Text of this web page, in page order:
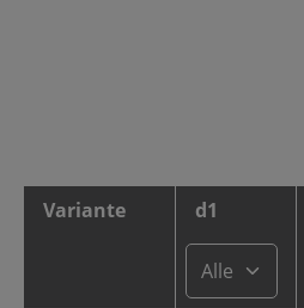
Variante d1